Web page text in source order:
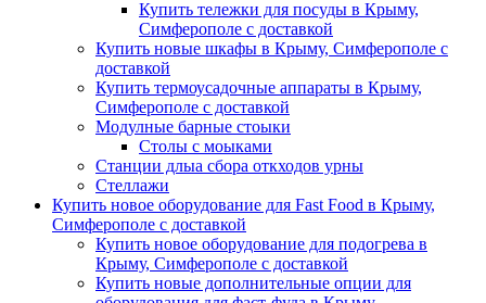
Купить тележки для посуды в Крыму,
Симферополе с доставкой
Купить новые шкафы в Крыму, Симферополе с
доставкой
Купить термоусадочные аппараты в Крыму,
Симферополе с доставкой
Модулные барные стоыки
Столы с моыками
Станции длыа сбора откходов урны
Стеллажи
Купить новое оборудование для Fast Food в Крыму,
Симферополе с доставкой
Купить новое оборудование для подогрева в
Крыму, Симферополе с доставкой
Купить новые дополнительные опции для